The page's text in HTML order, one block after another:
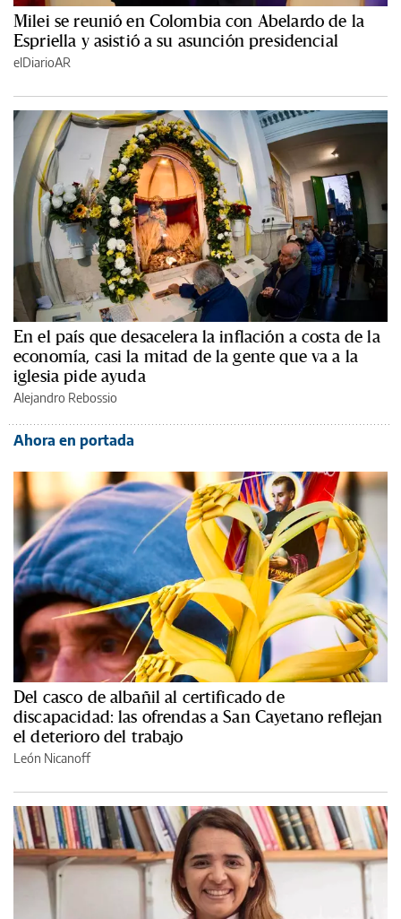
Milei se reunió en Colombia con Abelardo de la
Espriella y asistió a su asunción presidencial
elDiarioAR
En el país que desacelera la inflación a costa de la
economía, casi la mitad de la gente que va a la
iglesia pide ayuda
Alejandro Rebossio
Ahora en portada
Del casco de albañil al certificado de
discapacidad: las ofrendas a San Cayetano reflejan
el deterioro del trabajo
León Nicanoff